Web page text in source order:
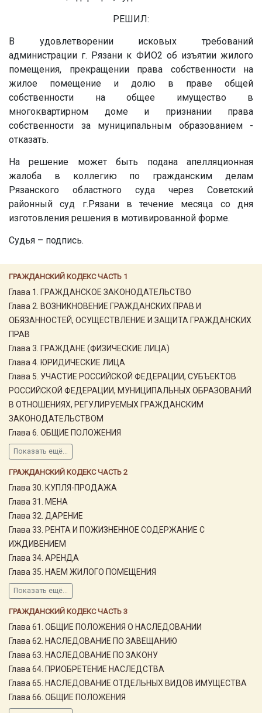
ГРАЖДАНСКИЙ КОДЕКС ЧАСТЬ 1
Глава 1. ГРАЖДАНСКОЕ ЗАКОНОДАТЕЛЬСТВО
Глава 2. ВОЗНИКНОВЕНИЕ ГРАЖДАНСКИХ ПРАВ И
ОБЯЗАННОСТЕЙ, ОСУЩЕСТВЛЕНИЕ И ЗАЩИТА ГРАЖДАНСКИХ
ПРАВ
Глава 3. ГРАЖДАНЕ (ФИЗИЧЕСКИЕ ЛИЦА)
Глава 4. ЮРИДИЧЕСКИЕ ЛИЦА
Глава 5. УЧАСТИЕ РОССИЙСКОЙ ФЕДЕРАЦИИ, СУБЪЕКТОВ
РОССИЙСКОЙ ФЕДЕРАЦИИ, МУНИЦИПАЛЬНЫХ ОБРАЗОВАНИЙ
В ОТНОШЕНИЯХ, РЕГУЛИРУЕМЫХ ГРАЖДАНСКИМ
ЗАКОНОДАТЕЛЬСТВОМ
Глава 6. ОБЩИЕ ПОЛОЖЕНИЯ
Показать ещё...
ГРАЖДАНСКИЙ КОДЕКС ЧАСТЬ 2
Глава 30. КУПЛЯ-ПРОДАЖА
Глава 31. МЕНА
Глава 32. ДАРЕНИЕ
Глава 33. РЕНТА И ПОЖИЗНЕННОЕ СОДЕРЖАНИЕ С
ИЖДИВЕНИЕМ
Глава 34. АРЕНДА
Глава 35. НАЕМ ЖИЛОГО ПОМЕЩЕНИЯ
Показать ещё...
ГРАЖДАНСКИЙ КОДЕКС ЧАСТЬ 3
Глава 61. ОБЩИЕ ПОЛОЖЕНИЯ О НАСЛЕДОВАНИИ
Глава 62. НАСЛЕДОВАНИЕ ПО ЗАВЕЩАНИЮ
Глава 63. НАСЛЕДОВАНИЕ ПО ЗАКОНУ
Глава 64. ПРИОБРЕТЕНИЕ НАСЛЕДСТВА
Глава 65. НАСЛЕДОВАНИЕ ОТДЕЛЬНЫХ ВИДОВ ИМУЩЕСТВА
Глава 66. ОБЩИЕ ПОЛОЖЕНИЯ
РЕШИЛ:
В удовлетворении исковых требований
администрации г. Рязани к ФИО2 об изъятии жилого
помещения, прекращении права собственности на
жилое помещение и долю в праве общей
собственности на общее имущество в
многоквартирном доме и признании права
собственности за муниципальным образованием -
отказать.
На решение может быть подана апелляционная
жалоба в коллегию по гражданским делам
Рязанского областного суда через Советский
районный суд г.Рязани в течение месяца со дня
изготовления решения в мотивированной форме.
Судья – подпись.